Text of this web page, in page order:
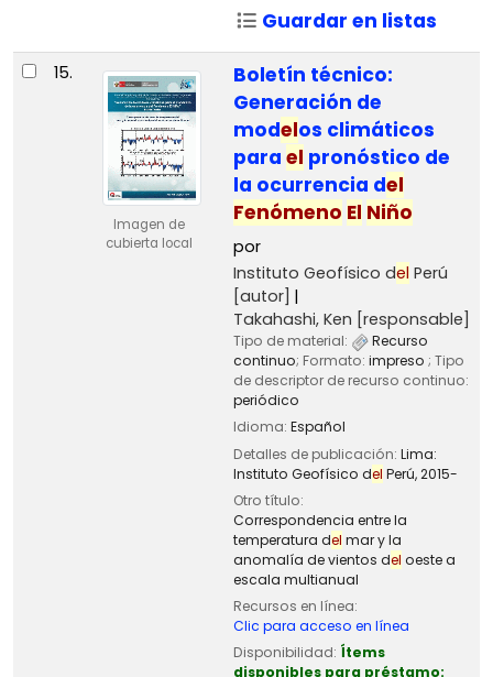
Guardar en listas
15.
Imagen de
cubierta local
Boletín técnico:
Generación de
modelos climáticos
para el pronóstico de
la ocurrencia del
Fenómeno El Niño
por
Instituto Geofísico del Perú
[autor]
Takahashi, Ken [responsable]
Tipo de material:
Recurso
continuo; Formato: impreso ; Tipo
de descriptor de recurso continuo:
periódico
Idioma: Español
Detalles de publicación: Lima:
Instituto Geofísico del Perú,2015-
Otro título:
Correspondencia entre la
temperatura del mar y la
anomalía de vientos del oeste a
escala multianual
Recursos en línea:
Clic para acceso en línea
Disponibilidad: Ítems
disponibles para préstamo: